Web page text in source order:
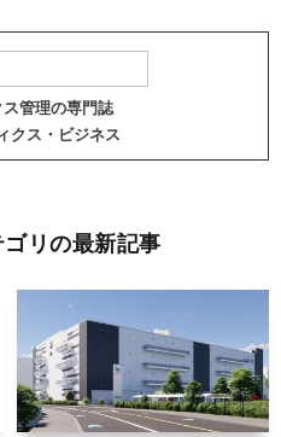
管理の専門誌
クス・ビジネス
ゴリの最新記事